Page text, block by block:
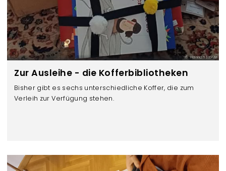
Hannah Stolze
Zur Ausleihe - die Kofferbibliotheken
Bisher gibt es sechs unterschiedliche Koffer, die zum
Verleih zur Verfügung stehen.